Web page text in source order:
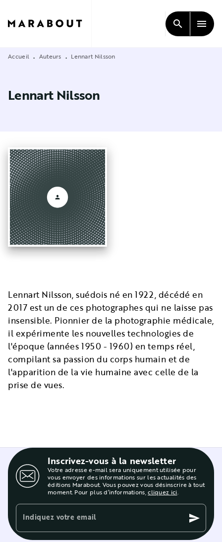
CONTENU
search menu
Accueil • Auteurs • Lennart Nilsson
Lennart Nilsson
Lennart Nilsson, suédois né en 1922, décédé en
2017 est un de ces photographes qui ne laisse pas
insensible. Pionnier de la photographie médicale,
il expérimente les nouvelles technologies de
l'époque (années 1950 - 1960) en temps réel,
compilant sa passion du corps humain et de
l'apparition de la vie humaine avec celle de la
prise de vues.
Inscrivez-vous à la newsletter
Votre adresse e-mail sera uniquement utilisée pour
vous envoyer des informations sur les actualités des
éditions Marabout. Vous pouvez vous désinscrire à tout
moment. Pour plus d’informations,cliquez ici.
Indiquez votre email send